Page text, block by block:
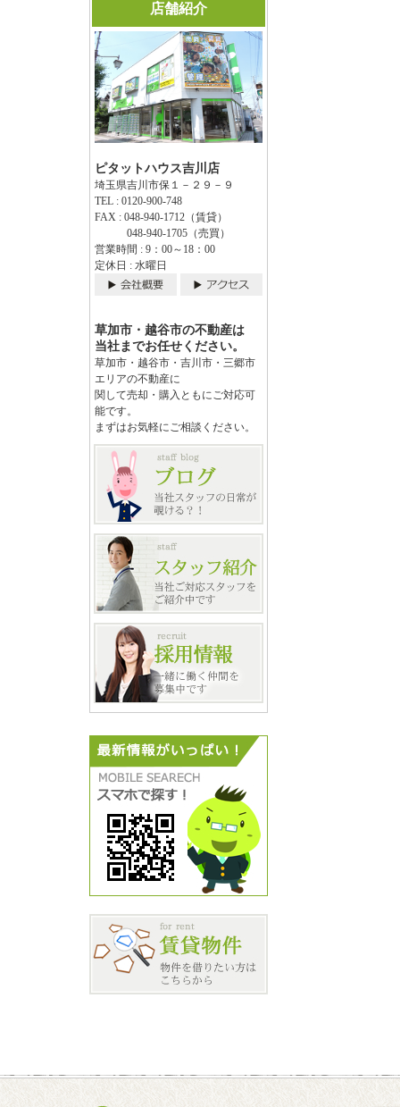
店舗紹介
ピタットハウス吉川店
埼玉県吉川市保１－２９－９
TEL : 0120-900-748
FAX : 048-940-1712（賃貸）
048-940-1705（売買）
営業時間 : 9：00～18：00
定休日 : 水曜日
草加市・越谷市の不動産は
当社までお任せください。
草加市・越谷市・吉川市・三郷市
エリアの不動産に
関して売却・購入ともにご対応可
能です。
まずはお気軽にご相談ください。